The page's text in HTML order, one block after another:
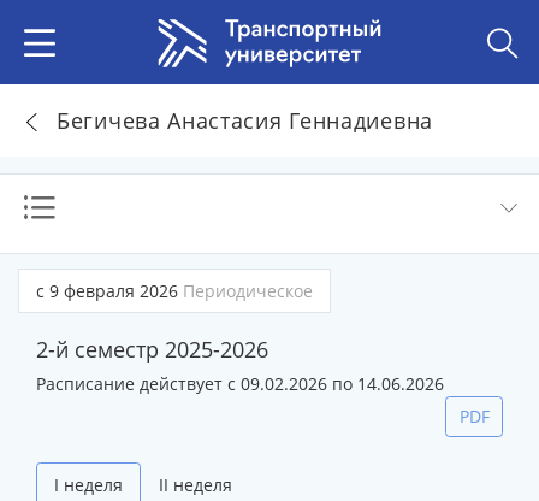
Бегичева Анастасия Геннадиевна
с 9 февраля 2026 Периодическое
2-й семестр 2025-2026
Расписание действует с 09.02.2026 по 14.06.2026
I неделя II неделя
PDF